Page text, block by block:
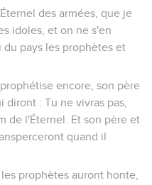
des armées, que je
idoles, et on ne s'en
du pays les prophètes et
encore, son père
: Tu ne vivras pas,
de l'Éternel. Et son père et
quand il
prophètes auront honte,